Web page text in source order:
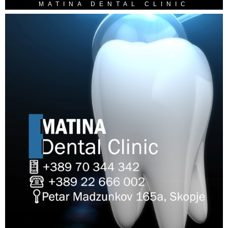
MATINA DENTAL CLINIC